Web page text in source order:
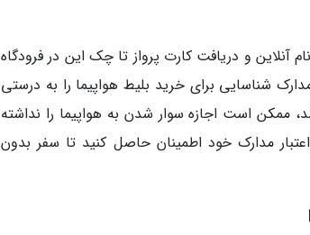
آنلاین و دریافت کارت پرواز تا چک این در فرودگاه
شناسایی برای خرید بلیط هواپیما را به درستی
ممکن است اجازه سوار شدن به هواپیما را نداشته
مدارک خود اطمینان حاصل کنید تا سفر بدون